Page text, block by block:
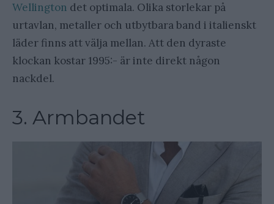
Wellington det optimala. Olika storlekar på
urtavlan, metaller och utbytbara band i italienskt
läder finns att välja mellan. Att den dyraste
klockan kostar 1995:- är inte direkt någon
nackdel.
3. Armbandet